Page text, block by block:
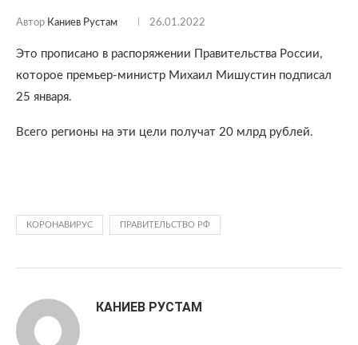
Автор Каниев Рустам 26.01.2022
Это прописано в распоряжении Правительства России,
которое премьер-министр Михаил Мишустин подписал
25 января.
Всего регионы на эти цели получат 20 млрд рублей.
КОРОНАВИРУС ПРАВИТЕЛЬСТВО РФ
КАНИЕВ РУСТАМ